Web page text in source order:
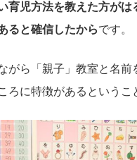
育児方法を教えた方が
ると確信したからです。
がら「親子」教室と名
ろに特徴があるというこ